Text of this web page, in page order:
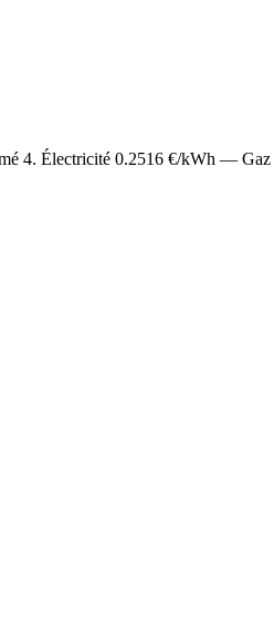
4. Électricité 0.2516 €/kWh — Gaz